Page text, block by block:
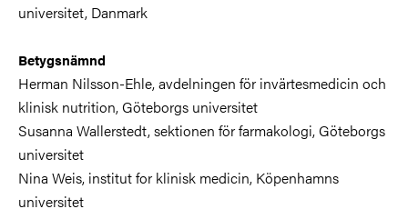
universitet, Danmark
Betygsnämnd
Herman Nilsson-Ehle, avdelningen för invärtesmedicin och
klinisk nutrition, Göteborgs universitet
Susanna Wallerstedt, sektionen för farmakologi, Göteborgs
universitet
Nina Weis, institut for klinisk medicin, Köpenhamns
universitet